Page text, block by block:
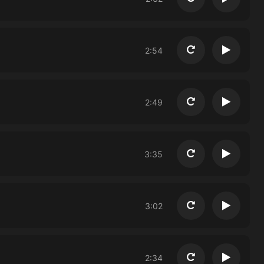
Повторить
2:54 Повторить
2:49 Повторить
3:35 Повторить
3:02 Повторить
2:34 Повторить